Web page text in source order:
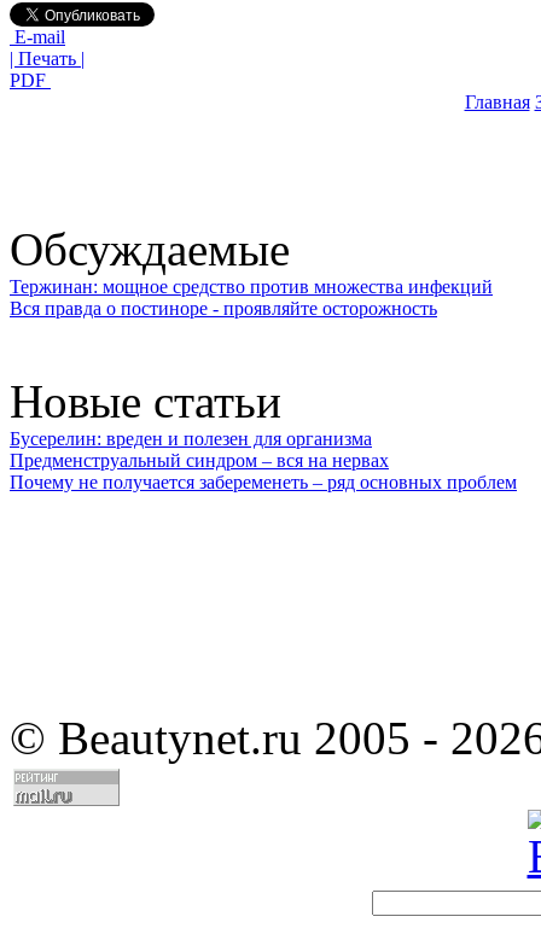
E-mail
| Печать |
PDF
Главная
Обсуждаемые
Тержинан: мощное средство против множества инфекций
Вся правда о постиноре - проявляйте осторожность
Новые статьи
Бусерелин: вреден и полезен для организма
Предменструальный синдром – вся на нервах
Почему не получается забеременеть – ряд основных проблем
© Beautynet.ru 2005 -